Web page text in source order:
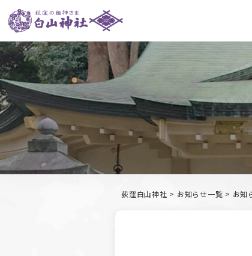
荻窪白山神社 > お知らせ一覧 > お知